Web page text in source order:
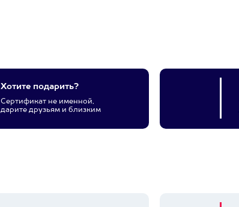
Хотите подарить?
Сертификат не именной,
дарите друзьям и близким